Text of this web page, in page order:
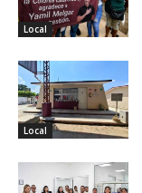
Local
Local